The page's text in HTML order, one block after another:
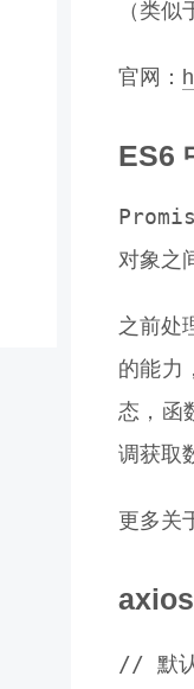
（类
官网：
ES6
对象之
之前处
的能力
态，函
调获取
更多关
// 默认